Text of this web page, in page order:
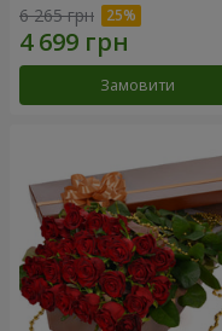
6 265 грн
Замовити